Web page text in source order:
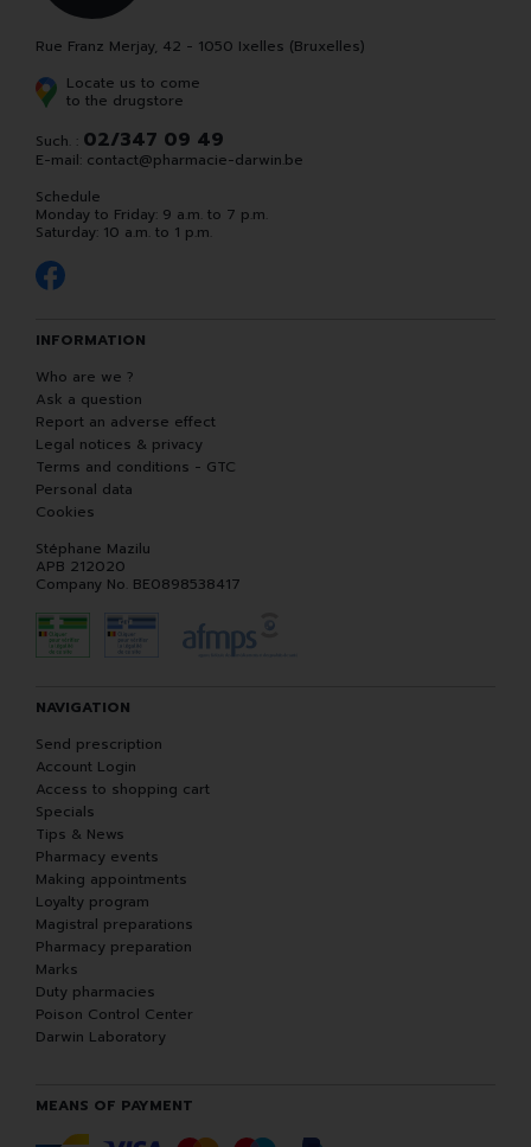
Rue Franz Merjay, 42 - 1050 Ixelles (Bruxelles)
Locate us to come
to the drugstore
Such. : 02/347 09 49
E-mail: contact@pharmacie-darwin.be
Schedule
Monday to Friday: 9 a.m. to 7 p.m.
Saturday: 10 a.m. to 1 p.m.
INFORMATION
Who are we ?
Ask a question
Report an adverse effect
Legal notices & privacy
Terms and conditions - GTC
Personal data
Cookies
Stéphane Mazilu
APB 212020
Company No. BE0898538417
NAVIGATION
Send prescription
Account Login
Access to shopping cart
Specials
Tips & News
Pharmacy events
Making appointments
Loyalty program
Magistral preparations
Pharmacy preparation
Marks
Duty pharmacies
Poison Control Center
Darwin Laboratory
MEANS OF PAYMENT